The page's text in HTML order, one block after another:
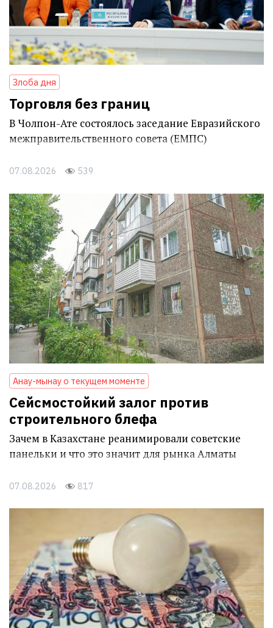
Злоба дня
Торговля без границ
В Чолпон-Ате состоялось заседание Евразийского
межправительственного совета (ЕМПС)
07.08.2026 539
Анау-мынау о текущем моменте
Сейсмостойкий залог против
строительного блефа
Зачем в Казахстане реанимировали советские
панельки и что это значит для рынка Алматы
07.08.2026 817